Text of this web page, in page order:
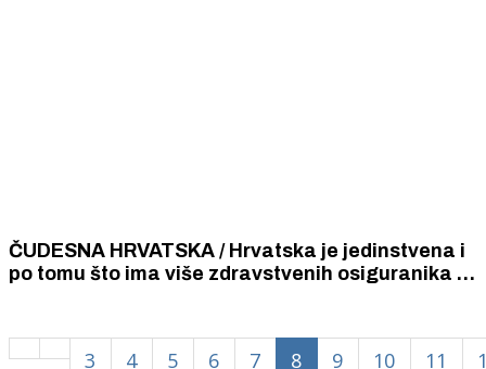
ČUDESNA HRVATSKA / Hrvatska je jedinstvena i
po tomu što ima više zdravstvenih osiguranika i
3 4 5 6 7 8 9 10 11